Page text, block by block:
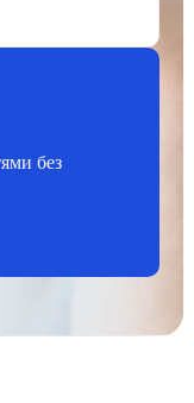
без